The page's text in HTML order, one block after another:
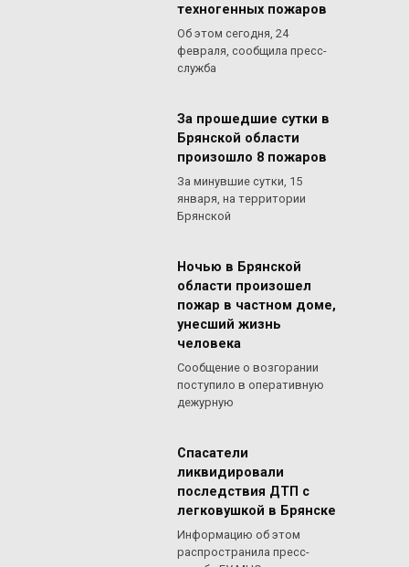
техногенных пожаров
Об этом сегодня, 24
февраля, сообщила пресс-
служба
За прошедшие сутки в
Брянской области
произошло 8 пожаров
За минувшие сутки, 15
января, на территории
Брянской
Ночью в Брянской
области произошел
пожар в частном доме,
унесший жизнь
человека
Сообщение о возгорании
поступило в оперативную
дежурную
Спасатели
ликвидировали
последствия ДТП с
легковушкой в Брянске
Информацию об этом
распространила пресс-